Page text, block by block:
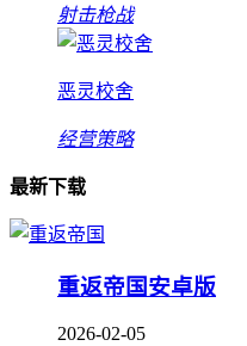
射击枪战
恶灵校舍
经营策略
最新下载
重返帝国安卓版
2026-02-05